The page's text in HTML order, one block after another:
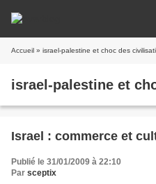
Accueil » israel-palestine et choc des
israel-palestine et
Israel : commerce et
Publié le 31/01/2009 à 22:10
Par sceptix